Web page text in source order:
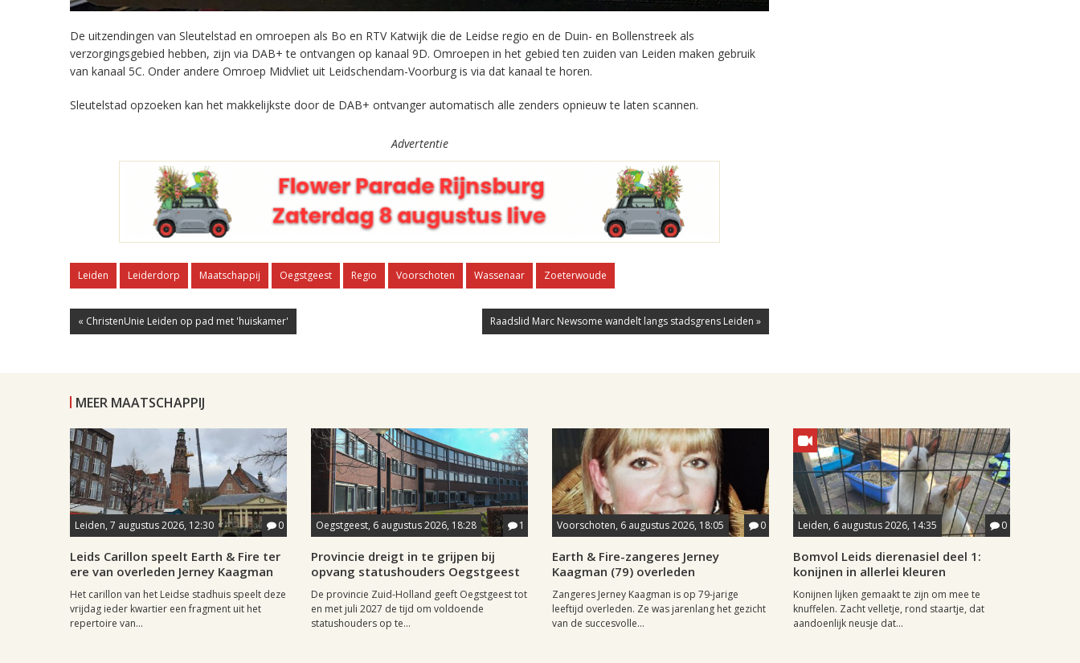
De uitzendingen van Sleutelstad en omroepen als Bo en RTV Katwijk die de Leidse regio en de Duin- en Bollenstreek als
verzorgingsgebied hebben, zijn via DAB+ te ontvangen op kanaal 9D. Omroepen in het gebied ten zuiden van Leiden maken gebruik
van kanaal 5C. Onder andere Omroep Midvliet uit Leidschendam-Voorburg is via dat kanaal te horen.
Sleutelstad opzoeken kan het makkelijkste door de DAB+ ontvanger automatisch alle zenders opnieuw te laten scannen.
Advertentie
Leiden Leiderdorp Maatschappij Oegstgeest Regio Voorschoten Wassenaar Zoeterwoude
« ChristenUnie Leiden op pad met 'huiskamer' Raadslid Marc Newsome wandelt langs stadsgrens Leiden »
MEER MAATSCHAPPIJ
Leiden, 7 augustus 2026, 12:30 0
Leids Carillon speelt Earth & Fire ter
ere van overleden Jerney Kaagman
Het carillon van het Leidse stadhuis speelt deze
vrijdag ieder kwartier een fragment uit het
repertoire van...
Oegstgeest, 6 augustus 2026, 18:28 1
Provincie dreigt in te grijpen bij
opvang statushouders Oegstgeest
De provincie Zuid-Holland geeft Oegstgeest tot
en met juli 2027 de tijd om voldoende
statushouders op te...
Voorschoten, 6 augustus 2026, 18:05 0
Earth & Fire-zangeres Jerney
Kaagman (79) overleden
Zangeres Jerney Kaagman is op 79-jarige
leeftijd overleden. Ze was jarenlang het gezicht
van de succesvolle...
Leiden, 6 augustus 2026, 14:35 0
Bomvol Leids dierenasiel deel 1:
konijnen in allerlei kleuren
Konijnen lijken gemaakt te zijn om mee te
knuffelen. Zacht velletje, rond staartje, dat
aandoenlijk neusje dat...